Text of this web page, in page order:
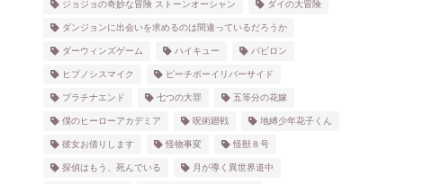
ジョジョの奇妙な冒険 ストーンオーシャン ダイの大冒険
ダンジョンに出会いを求めるのは間違っているだろうか
ダーウィンズゲーム ハイキュー バビロン
ヒプノシスマイク ピーチボーイリバーサイド
プラチナエンド 七つの大罪 五等分の花嫁
僕のヒーローアカデミア 呪術廻戦 地縛少年花子くん
彼女お借りします 怪物事変 怪獣８号
探偵はもう、死んでいる 月が導く異世界道中